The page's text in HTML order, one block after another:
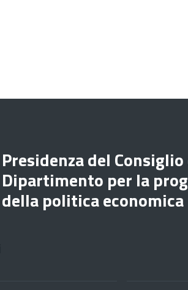
Presidenza del
Dipartimento per la
della politica economica